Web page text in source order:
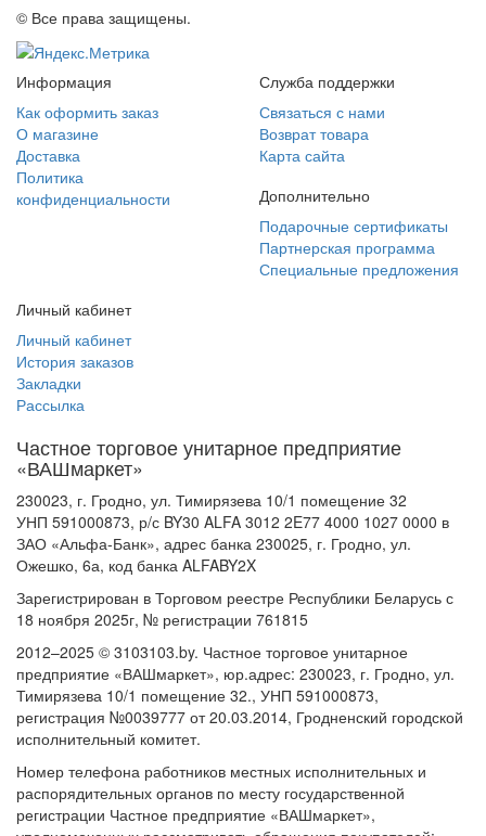
© Все права защищены.
Информация
Как оформить заказ
О магазине
Доставка
Политика
конфиденциальности
Служба поддержки
Связаться с нами
Возврат товара
Карта сайта
Дополнительно
Подарочные сертификаты
Партнерская программа
Специальные предложения
Личный кабинет
Личный кабинет
История заказов
Закладки
Рассылка
Частное торговое унитарное предприятие
«ВАШмаркет»
230023, г. Гродно, ул. Тимирязева 10/1 помещение 32
УНП 591000873, р/с BY30 ALFA 3012 2E77 4000 1027 0000 в
ЗАО «Альфа-Банк», адрес банка 230025, г. Гродно, ул.
Ожешко, 6а, код банка ALFABY2X
Зарегистрирован в Торговом реестре Республики Беларусь с
18 ноября 2025г, № регистрации 761815
2012–2025 © 3103103.by. Частное торговое унитарное
предприятие «ВАШмаркет», юр.адрес: 230023, г. Гродно, ул.
Тимирязева 10/1 помещение 32., УНП 591000873,
регистрация №0039777 от 20.03.2014, Гродненский городской
исполнительный комитет.
Номер телефона работников местных исполнительных и
распорядительных органов по месту государственной
регистрации Частное предприятие «ВАШмаркет»,